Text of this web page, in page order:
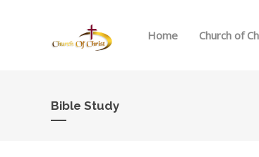
Home Church of
Bible Study